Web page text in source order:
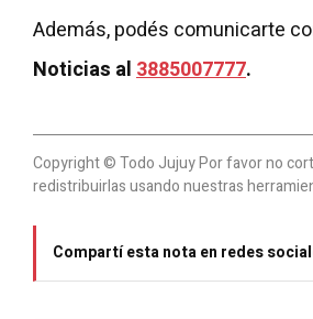
Además, podés comunicarte
Noticias al3885007777.
Copyright © Todo Jujuy Por favor no
redistribuirlas usando nuestras
Compartí esta nota en redes